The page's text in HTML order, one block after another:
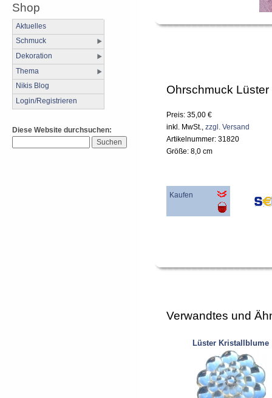
Shop
Aktuelles
Schmuck
Dekoration
Thema
Nikis Blog
Login/Registrieren
Diese Website durchsuchen:
Ohrschmuck Lüster
Preis: 35,00 €
inkl. MwSt., zzgl. Versand
Artikelnummer: 31820
Größe: 8,0 cm
Kaufen
Verwandtes und
Lüster Kristallblume